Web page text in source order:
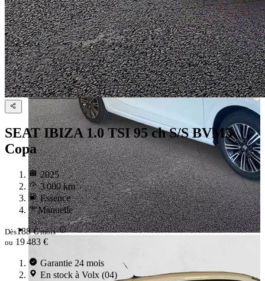
SEAT IBIZA1.0 TSI 95 ch S/S BVM5
Copa
2025
3 000 km
Essence
Manuelle
Dès188 €/mois
ou 19 483 €
Garantie 24 mois
En stock à Volx (04)